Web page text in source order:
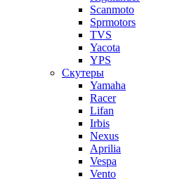
Scanmoto
Sprmotors
TVS
Yacota
YPS
Скутеры
Yamaha
Racer
Lifan
Irbis
Nexus
Aprilia
Vespa
Vento